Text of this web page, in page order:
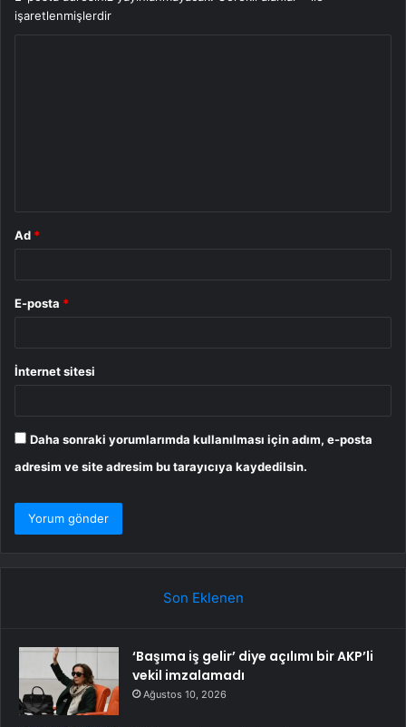
işaretlenmişlerdir
Ad *
E-posta *
İnternet sitesi
Daha sonraki yorumlarımda kullanılması için adım, e-posta
adresim ve site adresim bu tarayıcıya kaydedilsin.
Son Eklenen
‘Başıma iş gelir’ diye açılımı bir AKP’li
vekil imzalamadı
Ağustos 10, 2026